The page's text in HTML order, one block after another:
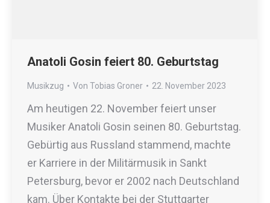
Anatoli Gosin feiert 80. Geburtstag
Musikzug Von Tobias Groner 22. November 2023
Am heutigen 22. November feiert unser
Musiker Anatoli Gosin seinen 80. Geburtstag.
Gebürtig aus Russland stammend, machte
er Karriere in der Militärmusik in Sankt
Petersburg, bevor er 2002 nach Deutschland
kam. Über Kontakte bei der Stuttgarter